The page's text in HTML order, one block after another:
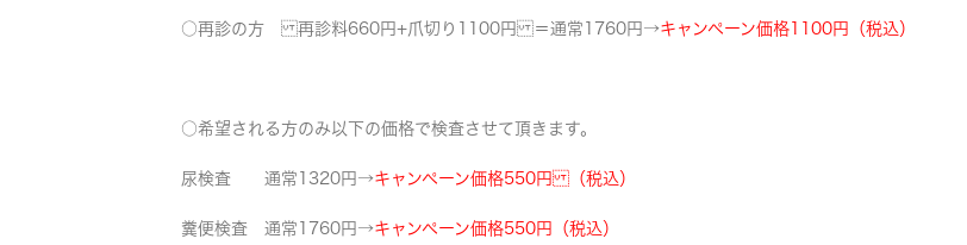
○再診の方 再診料660円+爪切り1100円 ＝通常1760円→キャンペーン価格1100円（税込）
○希望される方のみ以下の価格で検査させて頂きます。
尿検査 通常1320円→キャンペーン価格550円 （税込）
糞便検査 通常1760円→キャンペーン価格550円（税込）